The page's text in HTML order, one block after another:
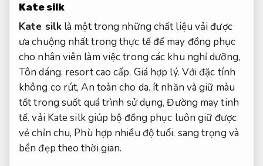
Kate silk
Kate silklà một trong những chất liệu vải được
ưa chuộng nhất trong thực tế để may đồng phục
cho nhân viên làm việc trong các khu nghỉ dưỡng,
Tôn dáng. resort cao cấp. Giá hợp lý. Với đặc tính
không co rút,An toàn cho da. ít nhăn và giữ màu
tốt trong suốt quá trình sử dụng,Đường may tinh
tế. vải Kate silk giúp bộ đồng phục luôn giữ được
vẻ chỉn chu, Phù hợp nhiều độ tuổi. sang trọng và
bền đẹp theo thời gian.